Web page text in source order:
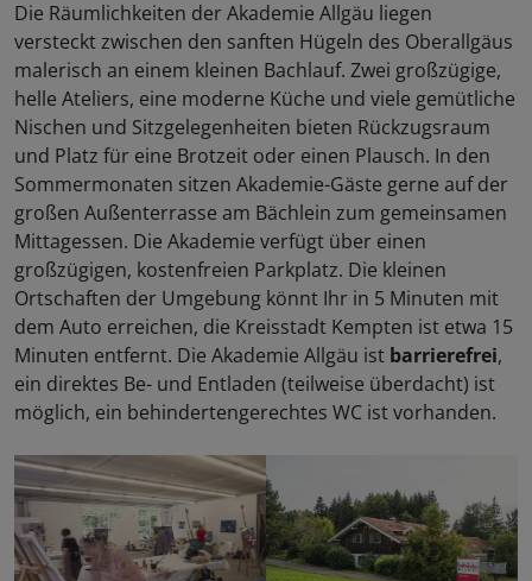
Die Räumlichkeiten der Akademie Allgäu liegen
versteckt zwischen den sanften Hügeln des Oberallgäus
malerisch an einem kleinen Bachlauf. Zwei großzügige,
helle Ateliers, eine moderne Küche und viele gemütliche
Nischen und Sitzgelegenheiten bieten Rückzugsraum
und Platz für eine Brotzeit oder einen Plausch. In den
Sommermonaten sitzen Akademie-Gäste gerne auf der
großen Außenterrasse am Bächlein zum gemeinsamen
Mittagessen. Die Akademie verfügt über einen
großzügigen, kostenfreien Parkplatz. Die kleinen
Ortschaften der Umgebung könnt Ihr in 5 Minuten mit
dem Auto erreichen, die Kreisstadt Kempten ist etwa 15
Minuten entfernt. Die Akademie Allgäu ist barrierefrei,
ein direktes Be- und Entladen (teilweise überdacht) ist
möglich, ein behindertengerechtes WC ist vorhanden.